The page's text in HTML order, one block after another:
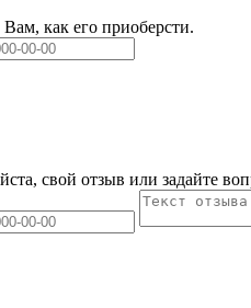
как его приоберсти.
свой отзыв или задайте